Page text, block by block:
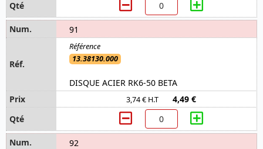
91
13.38130.000
DISQUE ACIER RK6-50 BETA
3,74 € H.T 4,49 €
92